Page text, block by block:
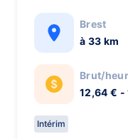
Brest
à 33 km
Brut/
12,64 € -
Intérim